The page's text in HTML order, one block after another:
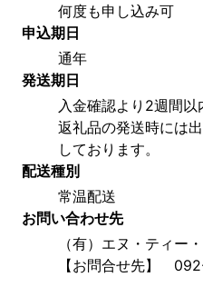
何度も申し込み可
申込期日
通年
発送期日
入金確認より2週間以
返礼品の発送時には
しております。
配送種別
常温配送
お問い合わせ先
（有）エヌ・ティー
【お問合せ先】　